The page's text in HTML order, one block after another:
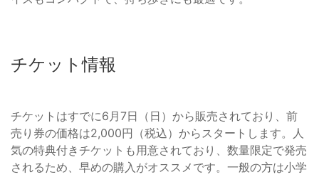
チケット情報
チケットはすでに6月7日（日）から販売されており、前
売り券の価格は2,000円（税込）からスタートします。人
気の特典付きチケットも用意されており、数量限定で発売
されるため、早めの購入がオススメです。一般の方は小学